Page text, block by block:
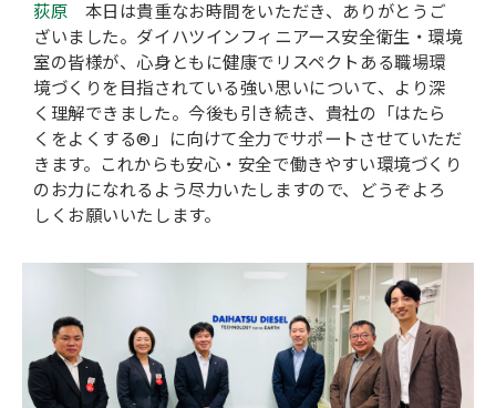
荻原 本日は貴重なお時間をいただき、ありがとうご
ざいました。ダイハツインフィニアース安全衛生・環境
室の皆様が、心身ともに健康でリスペクトある職場環
境づくりを目指されている強い思いについて、より深
く理解できました。今後も引き続き、貴社の「はたら
くをよくする®」に向けて全力でサポートさせていただ
きます。これからも安心・安全で働きやすい環境づくり
のお力になれるよう尽力いたしますので、どうぞよろ
しくお願いいたします。